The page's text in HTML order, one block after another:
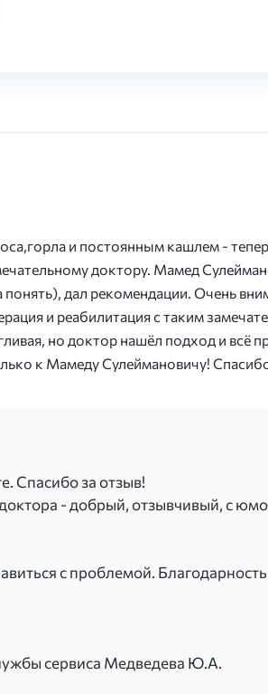
и постоянным кашлем -
доктору. Мамед
дал рекомендации. Очень
и реабилитация с таким
но доктор нашёл подход и всё
к Мамеду Сулеймановичу!
Спасибо за отзыв!
- добрый, отзывчивый, с
с проблемой.
сервиса Медведева Ю.А.